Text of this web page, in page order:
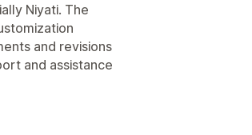
Niyati. The
and revisions
and assistance